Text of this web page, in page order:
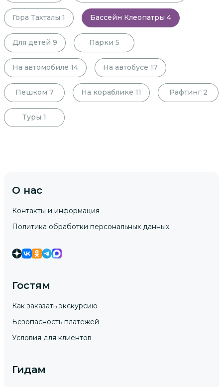
Гора Тахталы 1 Бассейн Клеопатры 4
Для детей 9 Парки 5
На автомобиле 14 На автобусе 17
Пешком 7 На кораблике 11 Рафтинг 2
Туры 1
О нас
Контакты и информация
Политика обработки персональных данных
Гостям
Как заказать экскурсию
Безопасность платежей
Условия для клиентов
Гидам